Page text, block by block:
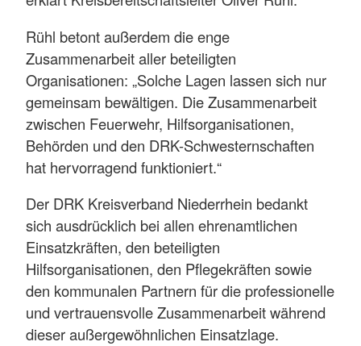
Rühl betont außerdem die enge
Zusammenarbeit aller beteiligten
Organisationen: „Solche Lagen lassen sich nur
gemeinsam bewältigen. Die Zusammenarbeit
zwischen Feuerwehr, Hilfsorganisationen,
Behörden und den DRK-Schwesternschaften
hat hervorragend funktioniert.“
Der DRK Kreisverband Niederrhein bedankt
sich ausdrücklich bei allen ehrenamtlichen
Einsatzkräften, den beteiligten
Hilfsorganisationen, den Pflegekräften sowie
den kommunalen Partnern für die professionelle
und vertrauensvolle Zusammenarbeit während
dieser außergewöhnlichen Einsatzlage.